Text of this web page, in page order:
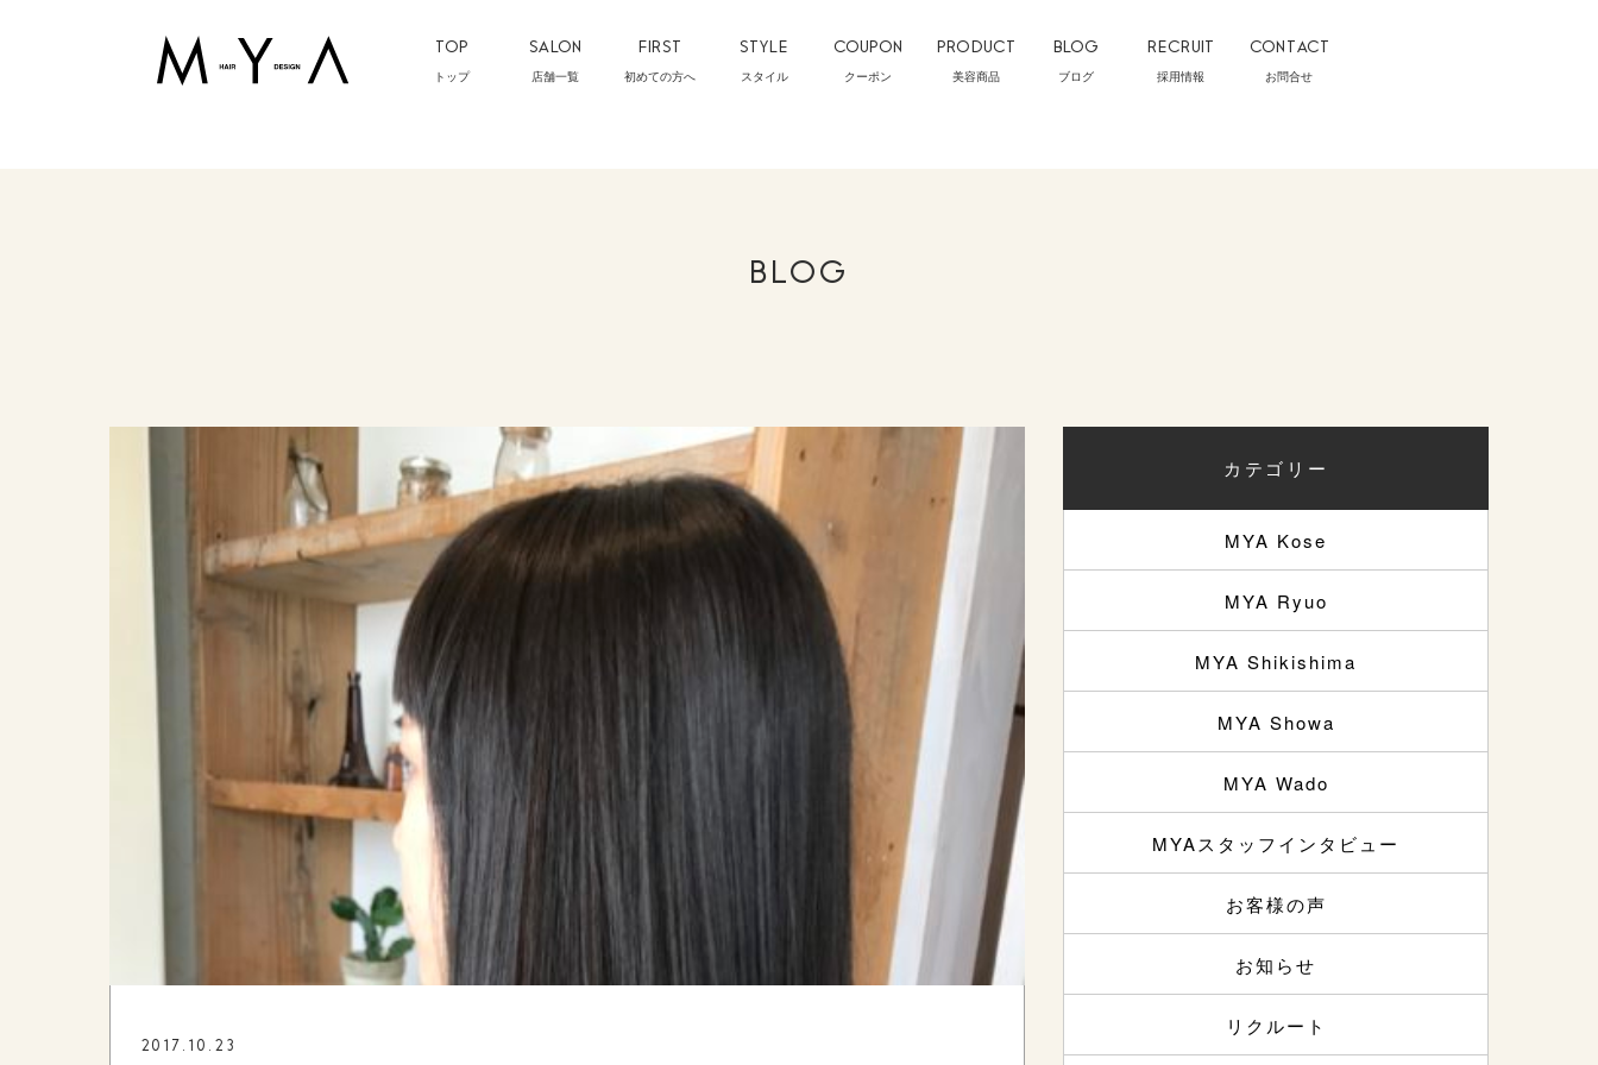
TOP
トップ
SALON
店舗一覧
FIRST
初めての方へ
STYLE
スタイル
COUPON
クーポン
PRODUCT
美容商品
BLOG
ブログ
RECRUIT
採用情報
CONTACT
お問合せ
BLOG
2017.10.23
カテゴリー
MYA Kose
MYA Ryuo
MYA Shikishima
MYA Showa
MYA Wado
MYAスタッフインタビュー
お客様の声
お知らせ
リクルート